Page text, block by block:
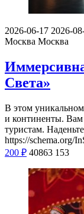
2026-06-17 2026-
Москва Москва
Света»
В этом
и континенты.
туристам.
https://schema.org/
200 ₽ 40863 153